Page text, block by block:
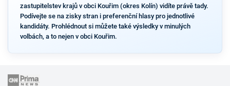
zastupitelstev krajů v obci Kouřim (okres Kolín) vidíte právě tady.
Podívejte se na zisky stran i preferenční hlasy pro jednotlivé
kandidáty. Prohlédnout si můžete také výsledky v minulých
volbách, a to nejen v obci Kouřim.